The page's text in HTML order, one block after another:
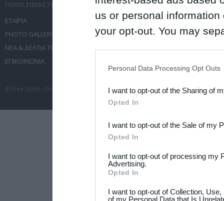
us or personal
your opt-out. You may
Downstream Participants
third parties.
Please note that this
not limited to your visit or
your data for below
Personal Data Processing Opt Outs
I want to opt-out of the Sharing of
Opted In
I want to opt-out of the Sale of my
Opted In
I want to opt-out of processing my
Advertising.
Opted In
I want to opt-out of Collection,
of my Personal Data that Is
ΕΤΑΙΡΙΑ
PHOTO GALLERY
ΝΕΑ & ΔΕΛΤΙΑ ΤΥΠΟΥ
ΕΠΙΚΟΙΝΩΝΙΑ
ΤΙ ΚΑΝΟΥΜΕ
ΥΠΗΡΕΣΙΕΣ ΕΠΙΚΟΙΝΩΝΙΑΣ
ΔΙΟΡΓΑΝΩΣΗ ΕΚΔΗΛΩΣΕΩΝ
ΤΑΞΙΔΙΑ
© Free Spirit - Επικοινωνία - Οργάνωση Εκδηλώσεων - Ταξίδια 2012-2026